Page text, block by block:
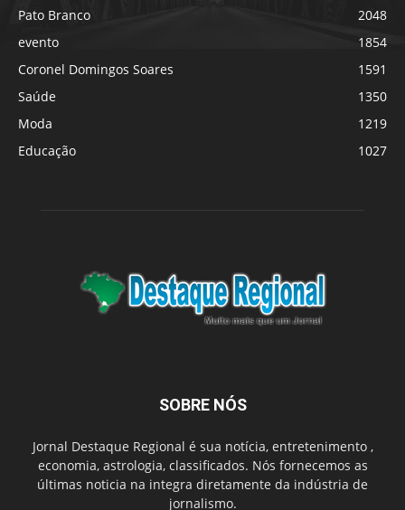
Pato Branco
2048
evento
1854
Coronel Domingos Soares
1591
Saúde
1350
Moda
1219
Educação
1027
SOBRE NÓS
Jornal Destaque Regional é sua notícia, entretenimento ,
economia, astrologia, classificados. Nós fornecemos as
últimas noticia na integra diretamente da indústria de
jornalismo.